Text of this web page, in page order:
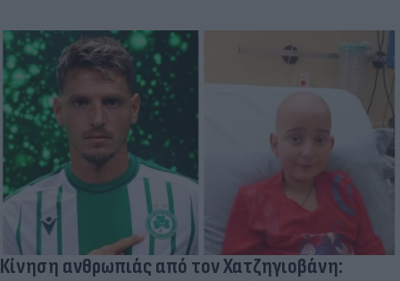
Κίνηση ανθρωπιάς από τον Χατζηγιοβάνη: